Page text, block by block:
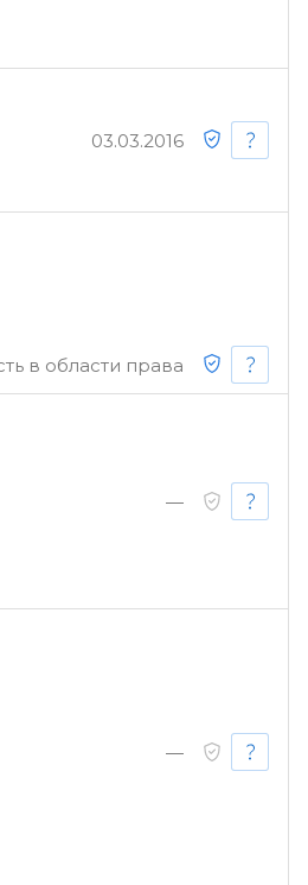
03.03.2016
в области права
—
—